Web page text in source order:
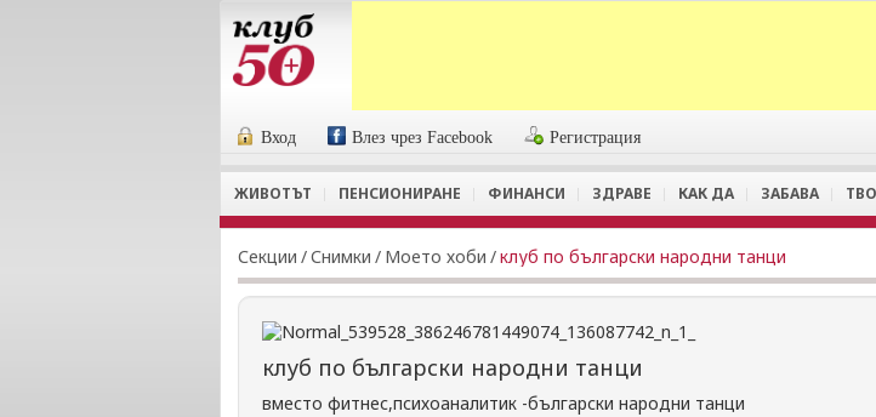
Вход Влез чрез Facebook Регистрация
ЖИВОТЪТ ПЕНСИОНИРАНЕ ФИНАНСИ ЗДРАВЕ КАК ДА ЗАБАВА
Секции /Снимки / Моето хоби /клуб по български народни танци
клуб по български народни танци
вместо фитнес,психоаналитик -български народни танци